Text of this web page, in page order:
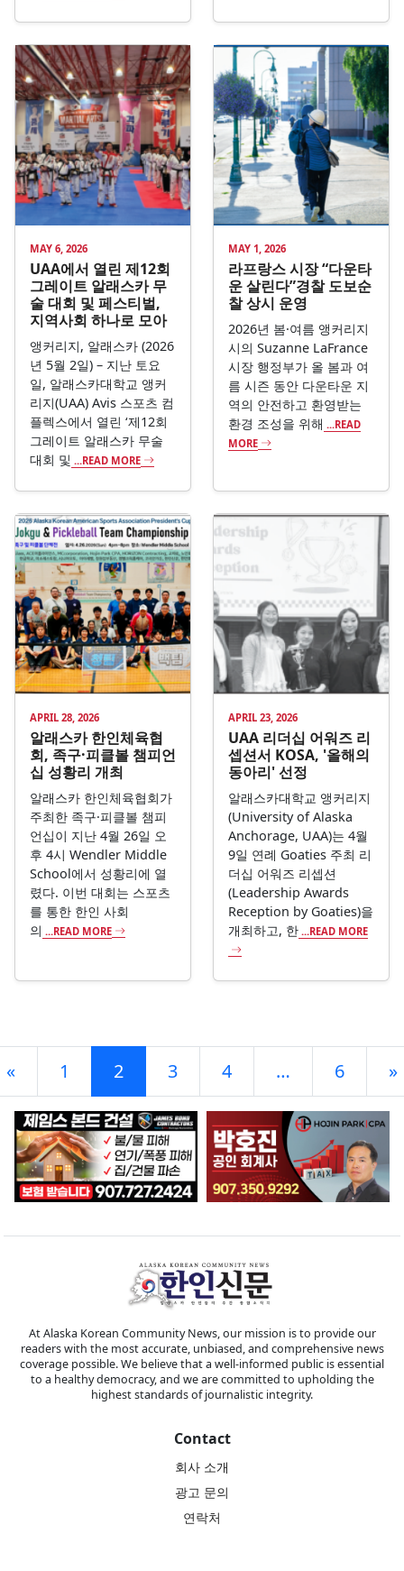
MAY 6, 2026
UAA에서 열린 제12회
그레이트 알래스카 무
술 대회 및 페스티벌,
지역사회 하나로 모아
앵커리지, 알래스카 (2026
년 5월 2일) – 지난 토요
일, 알래스카대학교 앵커
리지(UAA) Avis 스포츠 컴
플렉스에서 열린 ‘제12회
그레이트 알래스카 무술
대회 및 ...READ MORE
MAY 1, 2026
라프랑스 시장 “다운타
운 살린다”경찰 도보순
찰 상시 운영
2026년 봄·여름 앵커리지
시의 Suzanne LaFrance
시장 행정부가 올 봄과 여
름 시즌 동안 다운타운 지
역의 안전하고 환영받는
환경 조성을 위해 ...READ
MORE
APRIL 28, 2026
알래스카 한인체육협
회, 족구·피클볼 챔피언
십 성황리 개최
알래스카 한인체육협회가
주최한 족구·피클볼 챔피
언십이 지난 4월 26일 오
후 4시 Wendler Middle
School에서 성황리에 열
렸다. 이번 대회는 스포츠
를 통한 한인 사회
의 ...READ MORE
APRIL 23, 2026
UAA 리더십 어워즈 리
셉션서 KOSA, '올해의
동아리' 선정
알래스카대학교 앵커리지
(University of Alaska
Anchorage, UAA)는 4월
9일 연례 Goaties 주최 리
더십 어워즈 리셉션
(Leadership Awards
Reception by Goaties)을
개최하고, 한 ...READ MORE
Posts navigation
« 1 2 3 4 … 6 »
At Alaska Korean Community News, our mission is to provide our
readers with the most accurate, unbiased, and comprehensive news
coverage possible. We believe that a well-informed public is essential
to a healthy democracy, and we are committed to upholding the
highest standards of journalistic integrity.
Contact
회사 소개
광고 문의
연락처